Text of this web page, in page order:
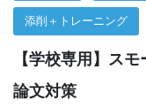
先
生
添削＋トレーニング
【学校専用】ス
論文対策